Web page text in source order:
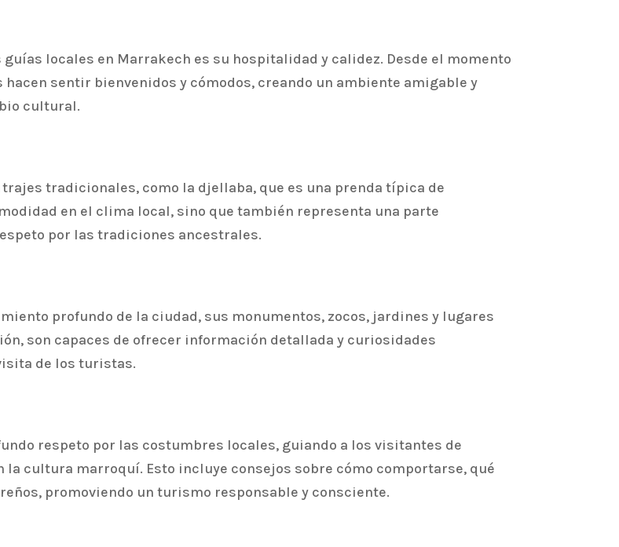
locales en Marrakech es su hospitalidad y calidez. Desde el momento
sentir bienvenidos y cómodos, creando un ambiente amigable y
cultural.
tradicionales, como la djellaba, que es una prenda típica de
en el clima local, sino que también representa una parte
por las tradiciones ancestrales.
profundo de la ciudad, sus monumentos, zocos, jardines y lugares
son capaces de ofrecer información detallada y curiosidades
de los turistas.
respeto por las costumbres locales, guiando a los visitantes de
la cultura marroquí. Esto incluye consejos sobre cómo comportarse, qué
promoviendo un turismo responsable y consciente.